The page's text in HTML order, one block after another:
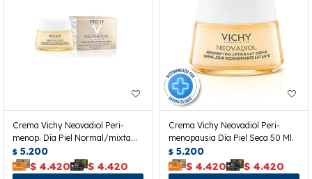
Crema Vichy Neovadiol Peri-
menop. Día Piel Normal/mixta
50ml
$ 5.200
$ 4.420 $ 4.420
Crema Vichy Neovadiol Peri-
menopausia Día Piel Seca 50 Ml.
$ 5.200
$ 4.420 $ 4.420